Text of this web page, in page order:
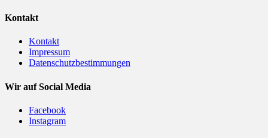
Kontakt
Kontakt
Impressum
Datenschutzbestimmungen
Wir auf Social Media
Facebook
Instagram